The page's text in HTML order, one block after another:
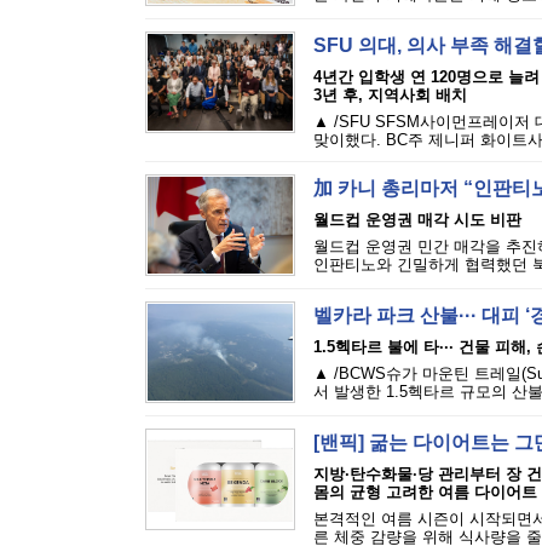
SFU 의대, 의사 부족 해
4년간 입학생 연 120명으로 늘려
3년 후, 지역사회 배치
▲ /SFU SFSM사이먼프레이저
맞이했다. BC주 제니퍼 화이트
加 카니 총리마저 “인판티
월드컵 운영권 매각 시도 비판
월드컵 운영권 민간 매각을 추
인판티노와 긴밀하게 협력했던
벨카라 파크 산불··· 대피
1.5헥타르 불에 타··· 건물 피해,
▲ /BCWS슈가 마운틴 트레일
서 발생한 1.5헥타르 규모의 산
[밴픽] 굶는 다이어트는 그
지방·탄수화물·당 관리부터 장
몸의 균형 고려한 여름 다이어트
본격적인 여름 시즌이 시작되면
른 체중 감량을 위해 식사량을